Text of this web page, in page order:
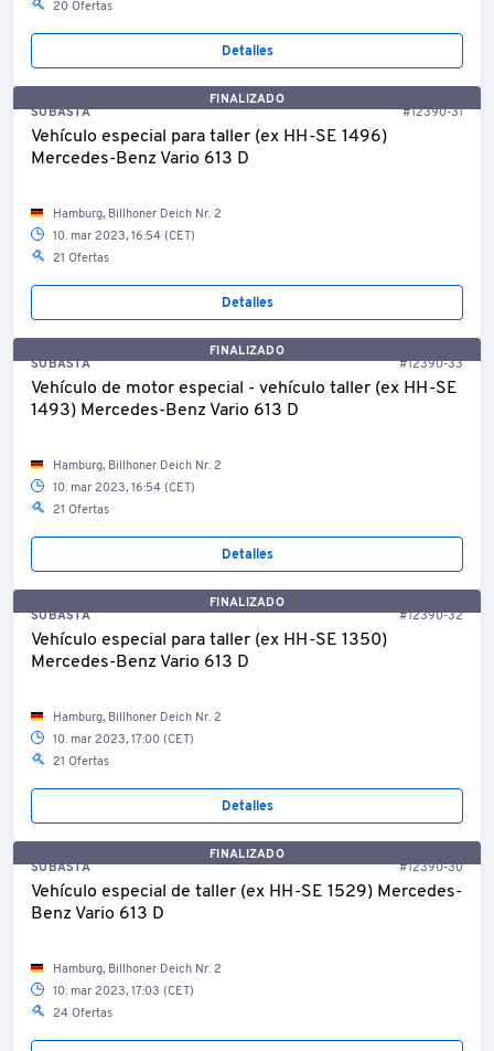
20 Ofertas
Detalles
FINALIZADO
SUBASTA
#12390-31
Vehículo especial para taller (ex HH-SE 1496)
Mercedes-Benz Vario 613 D
Hamburg, Billhoner Deich Nr. 2
10. mar 2023, 16:54 (CET)
21 Ofertas
Detalles
FINALIZADO
SUBASTA
#12390-33
Vehículo de motor especial - vehículo taller (ex HH-SE
1493) Mercedes-Benz Vario 613 D
Hamburg, Billhoner Deich Nr. 2
10. mar 2023, 16:54 (CET)
21 Ofertas
Detalles
FINALIZADO
SUBASTA
#12390-32
Vehículo especial para taller (ex HH-SE 1350)
Mercedes-Benz Vario 613 D
Hamburg, Billhoner Deich Nr. 2
10. mar 2023, 17:00 (CET)
21 Ofertas
Detalles
FINALIZADO
SUBASTA
#12390-30
Vehículo especial de taller (ex HH-SE 1529) Mercedes-
Benz Vario 613 D
Hamburg, Billhoner Deich Nr. 2
10. mar 2023, 17:03 (CET)
24 Ofertas